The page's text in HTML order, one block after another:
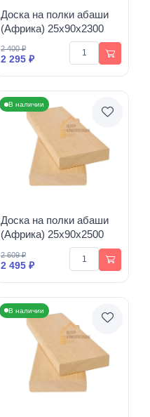
Доска на полки абаши
(Африка) 25х90х2300
2 400 ₽
2 295 ₽
В наличии
Доска на полки абаши
(Африка) 25х90х2500
2 609 ₽
2 495 ₽
В наличии